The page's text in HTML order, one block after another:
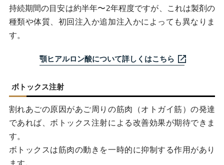
持続期間の目安は約半年〜2年程度ですが、これは製剤の
種類や体質、初回注入か追加注入かによっても異なりま
す。
顎ヒアルロン酸について詳しくはこちら
ボトックス注射
割れあごの原因があご周りの筋肉（オトガイ筋）の発達
であれば、ボトックス注射による改善効果が期待できま
す。
ボトックスは筋肉の動きを一時的に抑制する作用があり
ます。